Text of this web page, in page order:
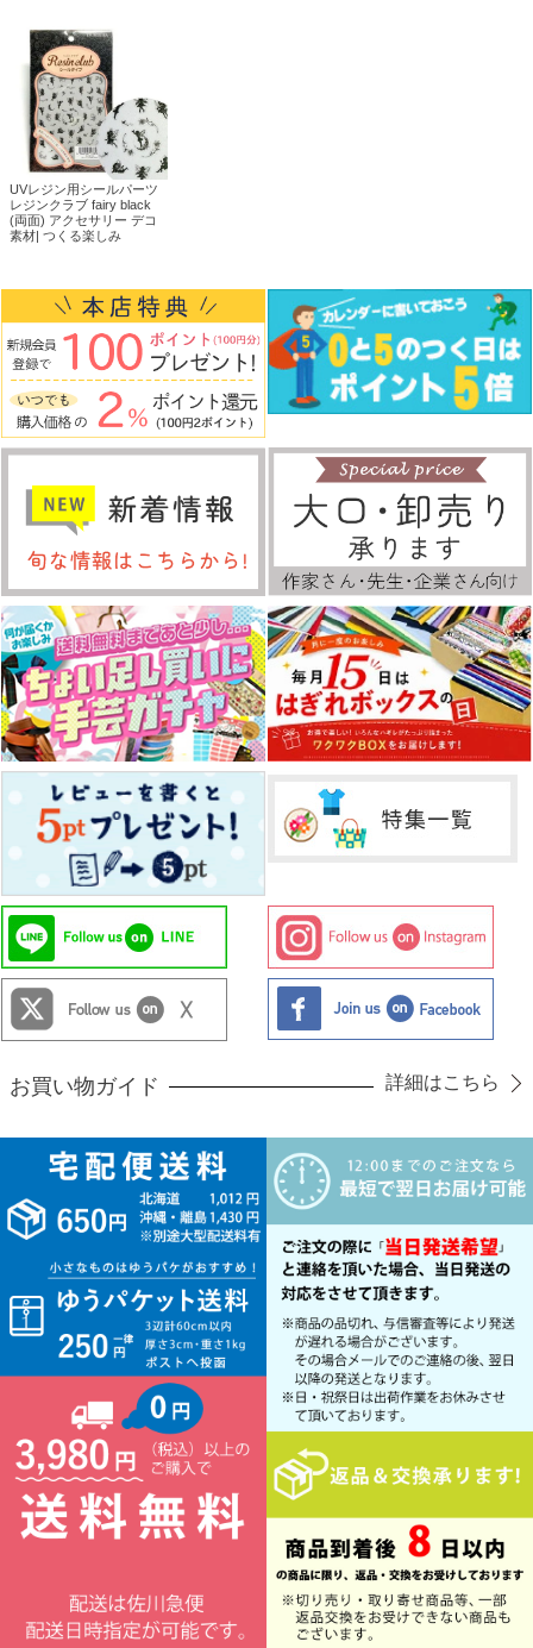
UVレジン用シールパーツ
レジンクラブ fairy black
(両面) アクセサリー デコ
素材| つくる楽しみ
お買い物ガイド 詳細はこちら